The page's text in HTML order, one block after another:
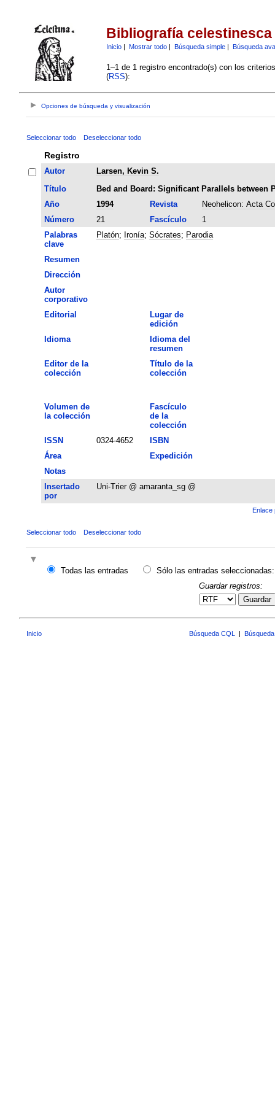
Bibliografía celestinesca
Inicio| Mostrar todo| Búsqueda simple| Búsqueda
1–1 de 1 registro encontrado(s) con los
(RSS):
Opciones de búsqueda y visualización
Seleccionar todo Deseleccionar todo
Registro
Autor
Larsen, Kevin S.
Título
Bed and Board: Significant Parallels
Año
1994 Revista
Neohelicon: Acta
Número
21 Fascículo
1
Palabras
clave
Platón; Ironía; Sócrates; Parodia
Resumen
Dirección
Autor
corporativo
Editorial
Lugar de
edición
Idioma
Idioma del
resumen
Editor de la
colección
Título de la
colección
Volumen de
la colección
Fascículo
de la
colección
ISSN
0324-4652
ISBN
Área
Expedición
Notas
Insertado
por
Uni-Trier @ amaranta_sg @
Enlace
Seleccionar todo Deseleccionar todo
Todas las entradas
Sólo las entradas seleccionadas:
Guardar registros:
Guardar
Inicio Búsqueda CQL